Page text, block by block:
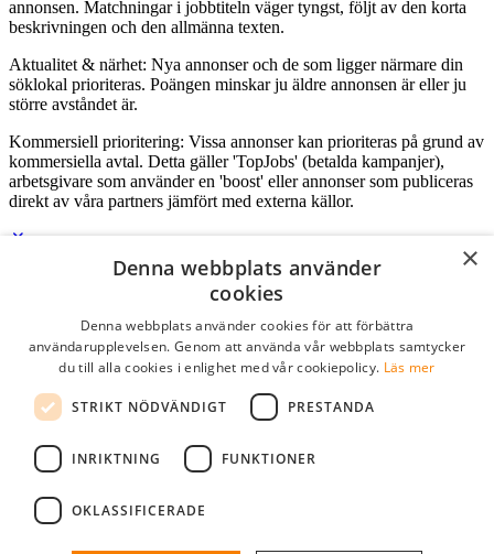
annonsen. Matchningar i jobbtiteln väger tyngst, följt av den korta
beskrivningen och den allmänna texten.
Aktualitet & närhet: Nya annonser och de som ligger närmare din
söklokal prioriteras. Poängen minskar ju äldre annonsen är eller ju
större avståndet är.
Kommersiell prioritering: Vissa annonser kan prioriteras på grund av
kommersiella avtal. Detta gäller 'TopJobs' (betalda kampanjer),
arbetsgivare som använder en 'boost' eller annonser som publiceras
direkt av våra partners jämfört med externa källor.
Logga in som företag
Lösenord
kom ihåg mig
logga in
Kostnadsfri företagsprofil
×
Denna webbplats använder
cookies
Denna webbplats använder cookies för att förbättra
användarupplevelsen. Genom att använda vår webbplats samtycker
du till alla cookies i enlighet med vår cookiepolicy. Läs mer
STRIKT NÖDVÄNDIGT PRESTANDA
INRIKTNING FUNKTIONER
OKLASSIFICERADE